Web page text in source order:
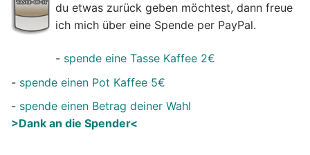
du etwas zurück geben möchtest, dann freue
ich mich über eine Spende per PayPal.
- spende eine Tasse Kaffee 2€
- spende einen Pot Kaffee 5€
- spende einen Betrag deiner Wahl
>Dank an die Spender<